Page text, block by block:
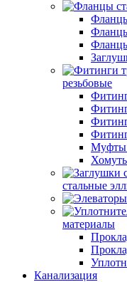
резьбовые
Муфты
стальные
материалы
Канализация